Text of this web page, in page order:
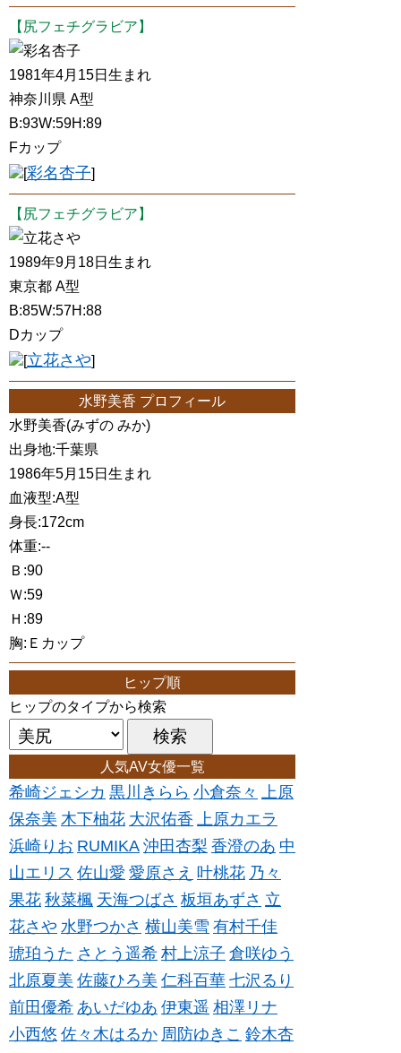
【尻フェチグラビア】
彩名杏子
1981年4月15日生まれ
神奈川県 A型
B:93W:59H:89
Fカップ
[彩名杏子]
【尻フェチグラビア】
立花さや
1989年9月18日生まれ
東京都 A型
B:85W:57H:88
Dカップ
[立花さや]
水野美香 プロフィール
水野美香(みずの みか)
出身地:千葉県
1986年5月15日生まれ
血液型:A型
身長:172cm
体重:--
Ｂ:90
Ｗ:59
Ｈ:89
胸:Ｅカップ
ヒップ順
ヒップのタイプから検索
人気AV女優一覧
希崎ジェシカ 黒川きらら 小倉奈々
上原
保奈美 木下柚花 大沢佑香
上原カエラ
浜崎りお RUMIKA 沖田杏梨 香澄のあ 中
山エリス 佐山愛 愛原さえ 叶桃花 乃々
果花 秋菜楓 天海つばさ 板垣あずさ 立
花さや 水野つかさ 横山美雪 有村千佳
琥珀うた さとう遥希 村上涼子 倉咲ゆう
北原夏美 佐藤ひろ美 仁科百華 七沢るり
前田優希 あいだゆあ 伊東遥 相澤リナ
小西悠 佐々木はるか 周防ゆきこ 鈴木杏